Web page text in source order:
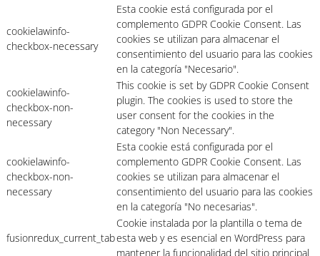
cookielawinfo-
checkbox-necessary
Esta cookie está configurada por el
complemento GDPR Cookie Consent. Las
cookies se utilizan para almacenar el
consentimiento del usuario para las cookies
en la categoría "Necesario".
cookielawinfo-
checkbox-non-
necessary
This cookie is set by GDPR Cookie Consent
plugin. The cookies is used to store the
user consent for the cookies in the
category "Non Necessary".
cookielawinfo-
checkbox-non-
necessary
Esta cookie está configurada por el
complemento GDPR Cookie Consent. Las
cookies se utilizan para almacenar el
consentimiento del usuario para las cookies
en la categoría "No necesarias".
fusionredux_current_tab
Cookie instalada por la plantilla o tema de
esta web y es esencial en WordPress para
mantener la funcionalidad del sitio principal